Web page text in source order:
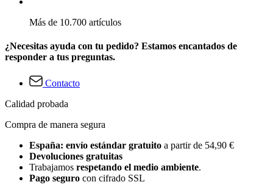
Más de 10.700 artículos
¿Necesitas ayuda con tu pedido? Estamos encantados de
responder a tus preguntas.
Contacto
Calidad probada
Compra de manera segura
España: envío estándar gratuito a partir de 54,90 €
Devoluciones gratuitas
Trabajamos respetando el medio ambiente.
Pago seguro con cifrado SSL